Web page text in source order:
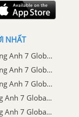
NHẤT
Grammar Unit 12 Tiếng Anh 7 Global Success
Grammar Unit 11 Tiếng Anh 7 Global Success
Grammar Unit 10 Tiếng Anh 7 Global Success
Grammar Unit 9 Tiếng Anh 7 Global Success
Grammar Unit 8 Tiếng Anh 7 Global Success